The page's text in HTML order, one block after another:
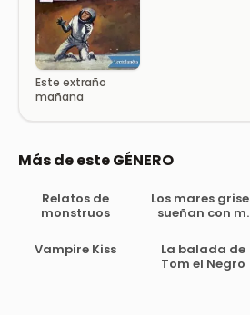
Este extraño
mañana
Más de este GÉNERO
Relatos de
monstruos
Los mares
sueñan con mi
Vampire Kiss
La balada de
Tom el Negro